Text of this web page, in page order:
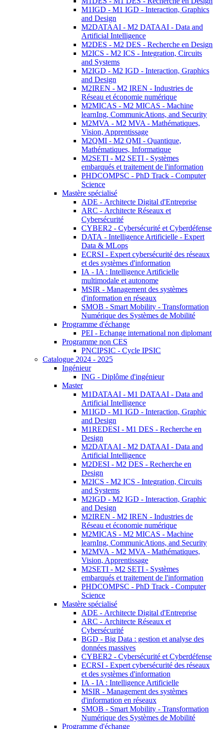
M1IGD - M1 IGD - Interaction, Graphics
and Design
M2DATAAI - M2 DATAAI - Data and
Artificial Intelligence
M2DES - M2 DES - Recherche en Design
M2ICS - M2 ICS - Integration, Circuits
and Systems
M2IGD - M2 IGD - Interaction, Graphics
and Design
M2IREN - M2 IREN - Industries de
Réseau et économie numérique
M2MICAS - M2 MICAS - Machine
learnIng, CommunicAtions, and Security
M2MVA - M2 MVA - Mathématiques,
Vision, Apprentissage
M2QMI - M2 QMI - Quantique,
Mathématiques, Informatique
M2SETI - M2 SETI - Systèmes
embarqués et traitement de l'information
PHDCOMPSC - PhD Track - Computer
Science
Mastère spécialisé
ADE - Architecte Digital d'Entreprise
ARC - Architecte Réseaux et
Cybersécurité
CYBER2 - Cybersécurité et Cyberdéfense
DATA - Intelligence Artificielle - Expert
Data & MLops
ECRSI - Expert cybersécurité des réseaux
et des systèmes d'information
IA - IA : Intelligence Artificielle
multimodale et autonome
MSIR - Management des systèmes
d'information en réseaux
SMOB - Smart Mobility - Transformation
Numérique des Systèmes de Mobilité
Programme d'échange
PEI - Echange international non diplomant
Programme non CES
PNCIPSIC - Cycle IPSIC
Catalogue 2024 - 2025
Ingénieur
ING - Diplôme d'ingénieur
Master
M1DATAAI - M1 DATAAI - Data and
Artificial Intelligence
M1IGD - M1 IGD - Interaction, Graphic
and Design
M1REDESI - M1 DES - Recherche en
Design
M2DATAAI - M2 DATAAI - Data and
Artificial Intelligence
M2DESI - M2 DES - Recherche en
Design
M2ICS - M2 ICS - Integration, Circuits
and Systems
M2IGD - M2 IGD - Interaction, Graphic
and Design
M2IREN - M2 IREN - Industries de
Réseau et économie numérique
M2MICAS - M2 MICAS - Machine
learnIng, CommunicAtions, and Security
M2MVA - M2 MVA - Mathématiques,
Vision, Apprentissage
M2SETI - M2 SETI - Systèmes
embarqués et traitement de l'information
PHDCOMPSC - PhD Track - Computer
Science
Mastère spécialisé
ADE - Architecte Digital d'Entreprise
ARC - Architecte Réseaux et
Cybersécurité
BGD - Big Data : gestion et analyse des
données massives
CYBER2 - Cybersécurité et Cyberdéfense
ECRSI - Expert cybersécurité des réseaux
et des systèmes d'information
IA - IA : Intelligence Artificielle
MSIR - Management des systèmes
d'information en réseaux
SMOB - Smart Mobility - Transformation
Numérique des Systèmes de Mobilité
Programme d'échange